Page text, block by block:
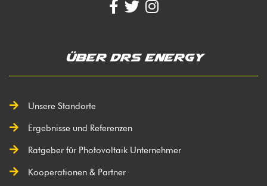
Über DRS Energy
Unsere Standorte
Ergebnisse und Referenzen
Ratgeber für Photovoltaik Unternehmer
Kooperationen & Partner